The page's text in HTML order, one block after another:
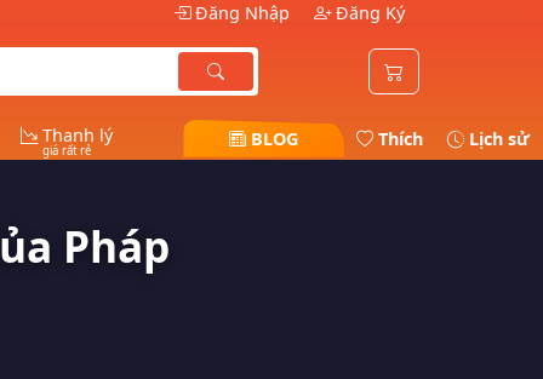
Đăng Nhập Đăng Ký
Thanh lý
giá rất rẻ
BLOG Thích Lịch sử
Pháp